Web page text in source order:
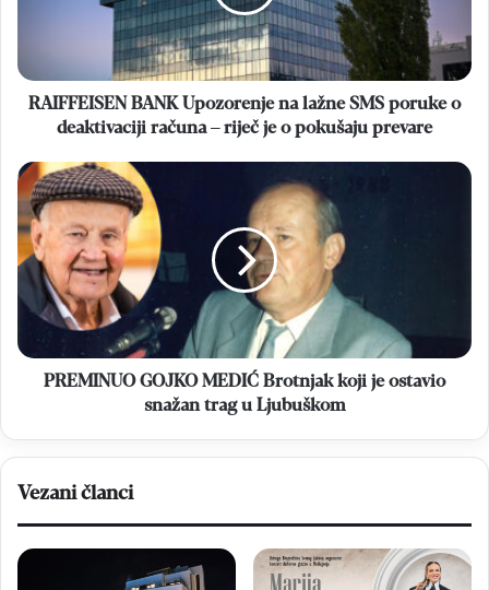
deaktivaciji
računa
je
o
pokušaju
prevare
RAIFFEISEN BANK Upozorenje na lažne SMS poruke o
deaktivaciji računa – riječ je o pokušaju prevare
PREMINUO
GOJKO
MEDIĆ
Brotnjak
koji
ostavio
snažan
trag
PREMINUO GOJKO MEDIĆ Brotnjak koji je ostavio
snažan trag u Ljubuškom
Vezani članci